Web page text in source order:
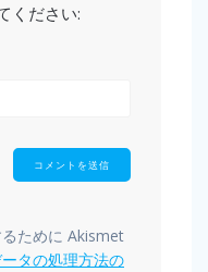
ください:
ために Akismet
タの処理方法の